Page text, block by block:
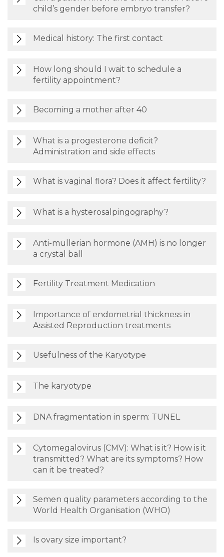
child’s gender before embryo transfer?
Medical history: The first contact
How long should I wait to schedule a
fertility appointment?
Becoming a mother after 40
What is a progesterone deficit?
Administration and side effects
What is vaginal flora? Does it affect fertility?
What is a hysterosalpingography?
Anti-müllerian hormone (AMH) is no longer
a crystal ball
Fertility Treatment Medication
Importance of endometrial thickness in
Assisted Reproduction treatments
Usefulness of the Karyotype
The karyotype
DNA fragmentation in sperm: TUNEL
Cytomegalovirus (CMV): What is it? How is it
transmitted? What are its symptoms? How
can it be treated?
Semen quality parameters according to the
World Health Organisation (WHO)
Is ovary size important?